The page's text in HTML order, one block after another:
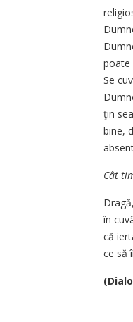
poate
Se
ţin
bine,
Cât
în
că
ce să